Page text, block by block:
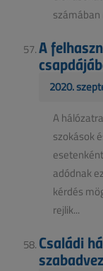
számában
A
2020.
A
szokások
adódnak
kérdés
rejlik...
Családi